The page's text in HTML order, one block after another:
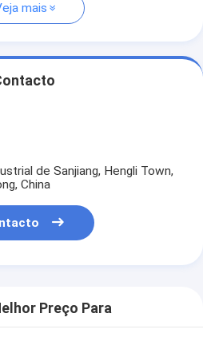
mais
de Sanjiang, Hengli Town,
China
Preço Para